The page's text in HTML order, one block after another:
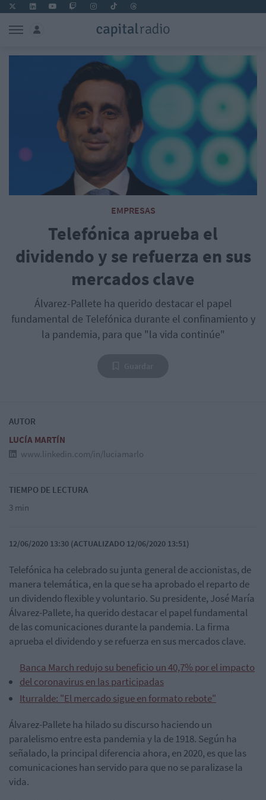
EMPRESAS
Telefónica aprueba el
dividendo y se refuerza en sus
mercados clave
Álvarez-Pallete ha querido destacar el papel
fundamental de Telefónica durante el confinamiento y
la pandemia, para que "la vida continúe"
AUTOR
LUCÍA MARTÍN
www.linkedin.com/in/luciamarlo
TIEMPO DE LECTURA
3 min
12/06/2020 13:30 (ACTUALIZADO 12/06/2020 13:51)
Telefónica ha celebrado su junta general de accionistas, de
manera telemática, en la que se ha aprobado el reparto de
un dividendo flexible y voluntario. Su presidente, José María
Álvarez-Pallete, ha querido destacar el papel fundamental
de las comunicaciones durante la pandemia. La firma
aprueba el dividendo y se refuerza en sus mercados clave.
Banca March redujo su beneficio un 40,7% por el impacto
del coronavirus en las participadas
Iturralde: "El mercado sigue en formato rebote"
Álvarez-Pallete ha hilado su discurso haciendo un
paralelismo entre esta pandemia y la de 1918. Según ha
señalado, la principal diferencia ahora, en 2020, es que las
comunicaciones han servido para que no se paralizase la
vida.